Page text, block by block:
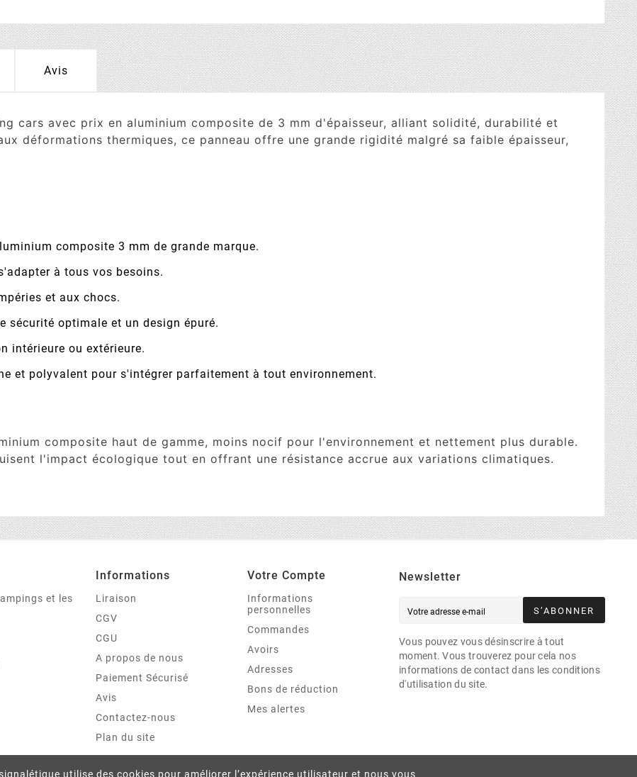
utilise des cookies pour améliorer l’expérience utilisateur et nous vous
Avis
cars avec prix en aluminium composite de 3 mm d'épaisseur, alliant solidité, durabilité et
déformations thermiques, ce panneau offre une grande rigidité malgré sa faible épaisseur,
composite 3 mm de grande marque.
à tous vos besoins.
et aux chocs.
sécurité optimale et un design épuré.
intérieure ou extérieure.
et polyvalent pour s'intégrer parfaitement à tout environnement.
composite haut de gamme, moins nocif pour l'environnement et nettement plus durable.
l'impact écologique tout en offrant une résistance accrue aux variations climatiques.
et les
Informations
Liraison
CGV
CGU
A propos de nous
Paiement Sécurisé
Avis
Contactez-nous
Plan du site
Votre Compte
Informations
personnelles
Commandes
Avoirs
Adresses
Bons de réduction
Mes alertes
Newsletter
S’ABONNER
Vous pouvez vous désinscrire à tout
moment. Vous trouverez pour cela nos
informations de contact dans les conditions
d'utilisation du site.